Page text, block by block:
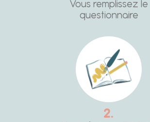
Vous remplissez le
questionnaire
2.